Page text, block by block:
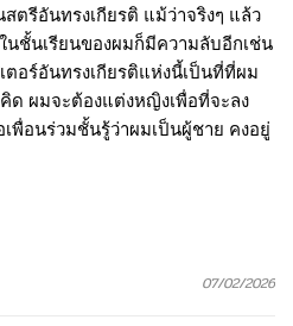
สตรีอันทรงเกียรติ แม้ว่าจริงๆ แล้ว
ชั้นเรียนของผมก็มีความลับอีกเช่น
ตอร์อันทรงเกียรติแห่งนี้เป็นที่ที่ผม
ด ผมจะต้องแต่งหญิงเพื่อที่จะลง
พื่อนร่วมชั้นรู้ว่าผมเป็นผู้ชาย คงอยู่
07/02/2026